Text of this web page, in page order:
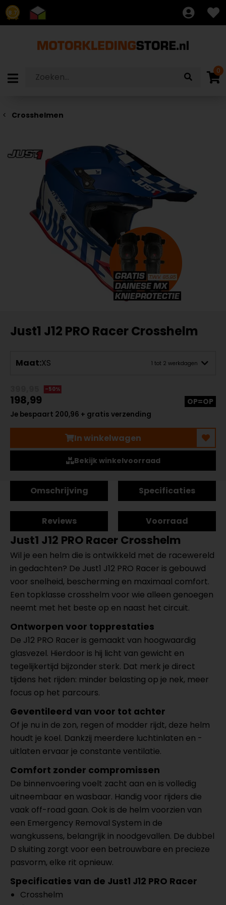
8.7
0
Crosshelmen
Just1 J12 PRO Racer Crosshelm
Maat:XS 1 tot 2 werkdagen
-50%
198,99
Je bespaart 200,96 + gratis verzending
OP=OP
In winkelwagen
Bekijk winkelvoorraad
Omschrijving Specificaties
Reviews Voorraad
Just1 J12 PRO Racer Crosshelm
Wil je een helm die is ontwikkeld met de racewereld
in gedachten? De Just1 J12 PRO Racer is gebouwd
voor snelheid, bescherming en maximaal comfort.
Een topklasse crosshelm voor wie alleen genoegen
neemt met het beste op en naast het circuit.
Ontworpen voor topprestaties
De J12 PRO Racer is gemaakt van hoogwaardig
glasvezel. Hierdoor is hij licht van gewicht en
tegelijkertijd bijzonder sterk. Dat merk je direct
tijdens het rijden: minder belasting op je nek, meer
focus op het parcours.
Geventileerd van voor tot achter
Of je nu in de zon, regen of modder rijdt, deze helm
houdt je koel. Dankzij meerdere luchtinlaten en -
uitlaten ervaar je constante ventilatie.
Comfort zonder compromissen
De binnenvoering voelt zacht aan en is volledig
uitneembaar en wasbaar. Handig voor rijders die
vaak off-road gaan. Ook is de helm voorzien van
een Emergency Removal System in de
wangkussens, belangrijk in noodgevallen. De dubbel
D sluiting zorgt voor een betrouwbare en precieze
pasvorm, elke rit opnieuw.
Specificaties van de Just1 J12 PRO Racer
Crosshelm